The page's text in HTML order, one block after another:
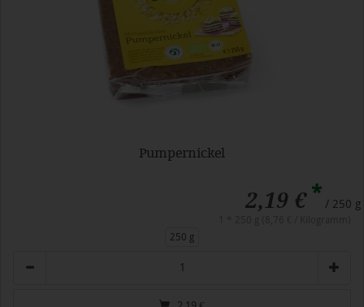
Pumpernickel
2,19 €* / 250 g
250 g